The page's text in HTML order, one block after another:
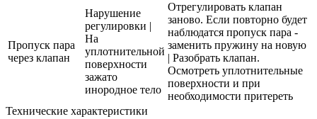
Пропуск пара
через клапан
Нарушение
регулировки |
На
уплотнительной
поверхности
зажато
инородное тело
Отрегулировать клапан
заново. Если повторно будет
наблюдатся пропуск пара -
заменить пружину на новую
| Разобрать клапан.
Осмотреть уплотнительные
поверхности и при
необходимости притереть
Технические характеристики